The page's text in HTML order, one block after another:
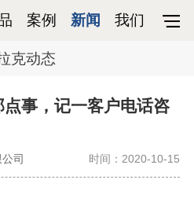
案例 新闻 我们
克动态
事，记一客户电话咨
司 时间：2020-10-15